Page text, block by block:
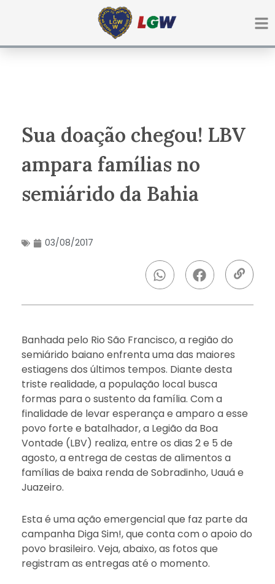
Sua doação chegou! LBV
ampara famílias no
semiárido da Bahia
03/08/2017
Banhada pelo Rio São Francisco, a região do
semiárido baiano enfrenta uma das maiores
estiagens dos últimos tempos. Diante desta
triste realidade, a população local busca
formas para o sustento da família. Com a
finalidade de levar esperança e amparo a esse
povo forte e batalhador, a Legião da Boa
Vontade (LBV) realiza, entre os dias 2 e 5 de
agosto, a entrega de cestas de alimentos a
famílias de baixa renda de Sobradinho, Uauá e
Juazeiro.
Esta é uma ação emergencial que faz parte da
campanha Diga Sim!, que conta com o apoio do
povo brasileiro. Veja, abaixo, as fotos que
registram as entregas até o momento.